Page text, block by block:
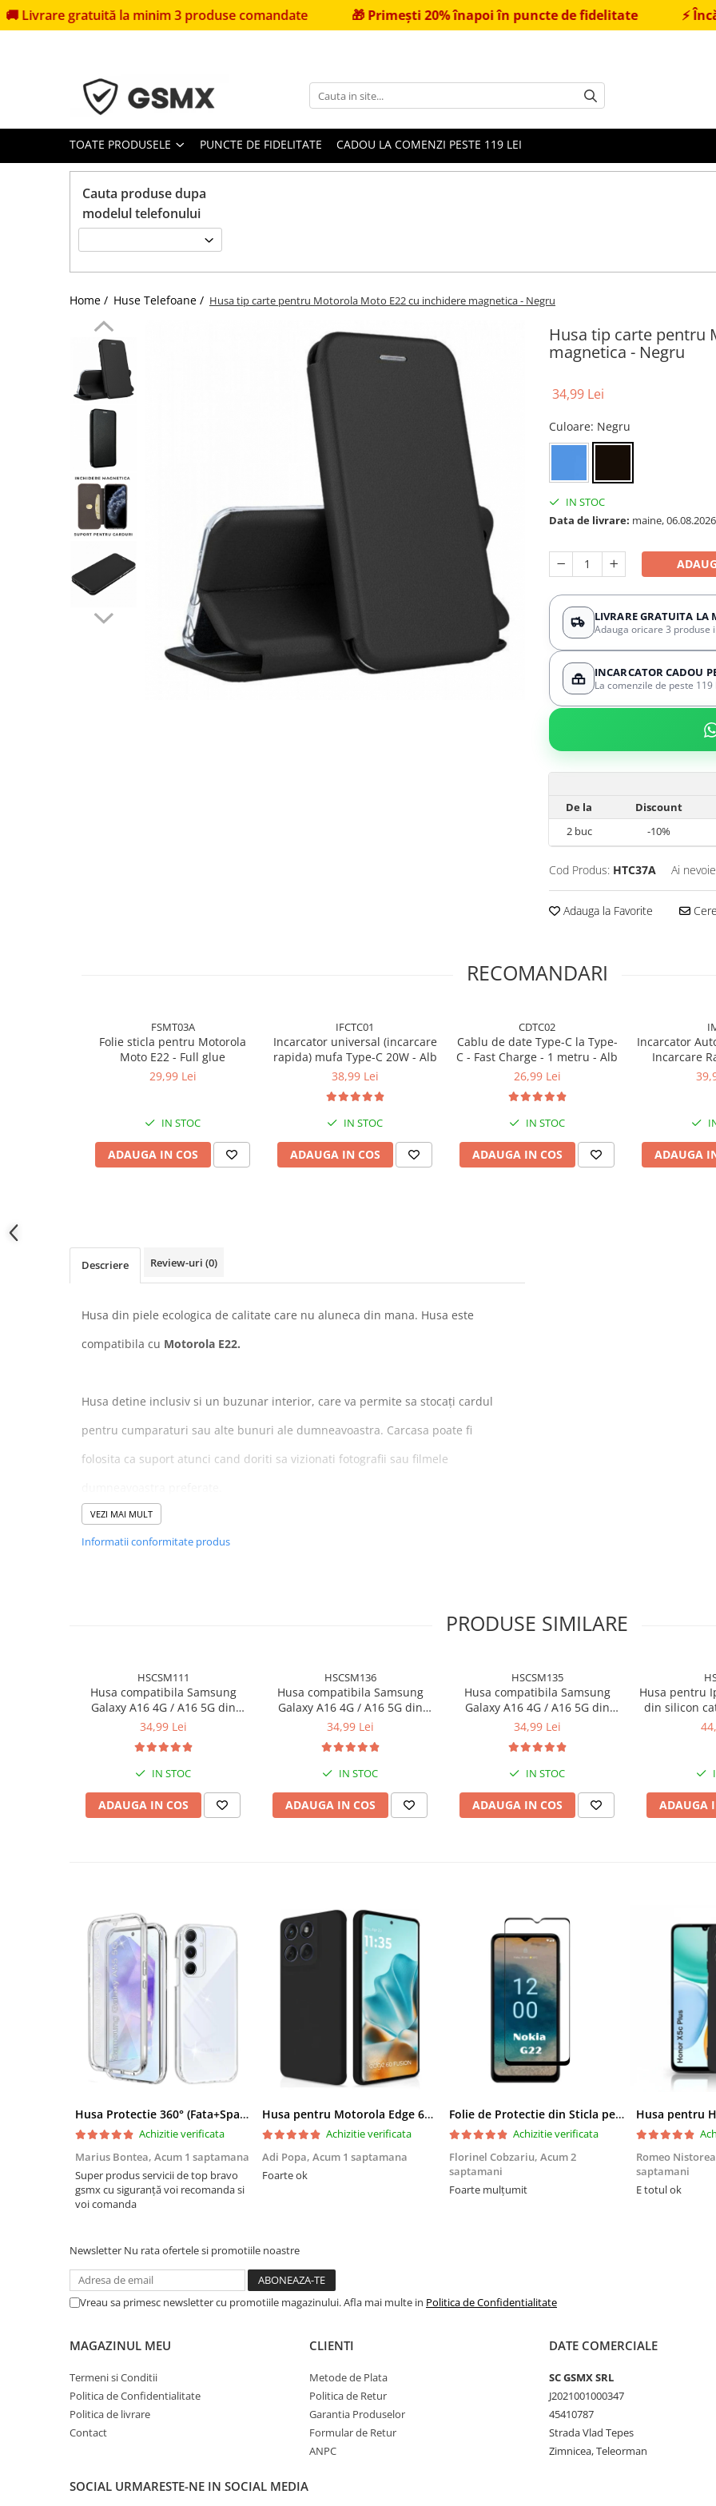
gratuită la minim 3 produse comandate 🎁 Primești 20% înapoi în puncte de fidelitate ⚡
Folii de protectie
Folii Iphone
Folii OnePlus
Folii Blackview
Folii sticla ZTE
Huse Telefoane
Huse Xiaomi
Huse Motorola
Huse Nokia
TOATE PRODUSELE PUNCTE DE FIDELITATE CADOU LA COMENZI PESTE 119 LEI
Cauta produse dupa
modelul telefonului
Home / Huse Telefoane / Husa tip carte pentru Motorola Moto E22 cu inchidere magnetica - Negru
Husa tip carte pentru
magnetica - Negru
34,99 Lei
Culoare: Negru
IN STOC
Data de livrare: maine, 06.08.2026
LIVRARE GRATUITA LA
Adauga oricare 3 produse
INCARCATOR CADOU
La comenzile de peste
De la
Discount
2buc -10%
Cod Produs: HTC37A Ai
Adauga la Favorite
RECOMANDARI
FSMT03A
Folie sticla pentru Motorola
Moto E22 - Full glue
29,99 Lei
IN STOC
ADAUGA IN COS
IFCTC01
Incarcator universal (incarcare
rapida) mufa Type-C 20W - Alb
38,99 Lei
IN STOC
ADAUGA IN COS
CDTC02
Cablu de date Type-C la Type-
C - Fast Charge - 1 metru - Alb
26,99 Lei
IN STOC
ADAUGA IN COS
Incarcator
Incarcare
ADAUGA
Descriere Review-uri (0)
Husa din piele ecologica de calitate care nu aluneca din mana. Husa este
compatibila cu Motorola E22.
Husa detine inclusiv si un buzunar interior, care va permite sa stocați cardul
pentru cumparaturi sau alte bunuri ale dumneavoastra. Carcasa poate fi
folosita ca suport atunci cand doriti sa vizionati fotografii sau filmele
✅Protectie completa (protectie 360 / protectie fata + spate)
✅Rezistenta la socuri
✅Decupaje precise
✅Buzunar interior pentru carduri
‼️ Disclaimer: Pozele au caracter pur informativ și pot să difere ușor de aspectul
real al produsului. Vă rugăm să rețineți ca si culoarea produselor poate fi
influențată de lumina și de setările ecranului dvs. și, prin urmare, ar putea să
difere ușor față de imagini.
Produsul comandat se va potrivi modelului de
telefon specificat in titlu!
Vă mulțumim pentru înțelegere!
Husa de protectie Tip carte cu
Suport card, Functie de Stand si
completa (fata+spate / 360)
VEZI MAI MULT
Informatii conformitate produs
PRODUSE SIMILARE
HSCSM111
Husa compatibila Samsung
Galaxy A16 4G / A16 5G din
silicon catifelat cu interior din
camere - Negru
34,99 Lei
IN STOC
ADAUGA IN COS
HSCSM136
Husa compatibila Samsung
Galaxy A16 4G / A16 5G din
silicon catifelat cu interior din
camere - Mov
34,99 Lei
IN STOC
ADAUGA IN COS
HSCSM135
Husa compatibila Samsung
Galaxy A16 4G / A16 5G din
silicon catifelat cu interior din
camere - Roz
34,99 Lei
IN STOC
ADAUGA IN COS
Husa pentru
din silicon
din
ADAUGA
Husa Protectie 360° (Fata+Spate) compatibila Samsung Galaxy A55 5G, Transparanta, Protectie Completa
Achizitie verificata
Marius Bontea, Acum 1 saptamana
Super produs servicii de top bravo
gsmx cu siguranță voi recomanda si
voi comanda
Husa pentru Motorola Edge 60 Fusion din sIlicon catifelat cu interior din microfibra si protectie la camere - Negru
Achizitie verificata
Adi Popa, Acum 1 saptamana
Foarte ok
Folie de Protectie din Sticla pentru Nokia G22 cu Kit Montare Inclus, Adeziv pe toata suprafata, Protectie Anti-Zgarieturi si Socuri
Achizitie verificata
Florinel Cobzariu, Acum 2
saptamani
Foarte mulțumit
Romeo
saptamani
E totul ok
Newsletter Nu rata ofertele si promotiile noastre
Vreau sa primesc newsletter cu promotiile magazinului. Afla mai multe in Politica de Confidentialitate
MAGAZINUL MEU
Termeni si Conditii
Politica de Confidentialitate
Politica de livrare
Contact
CLIENTI
Metode de Plata
Politica de Retur
Garantia Produselor
Formular de Retur
ANPC
DATE COMERCIALE
SC GSMX SRL
J2021001000347
45410787
Strada Vlad Tepes
Zimnicea, Teleorman
SOCIAL URMARESTE-NE IN SOCIAL MEDIA